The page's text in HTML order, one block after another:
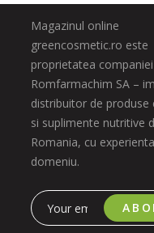
Magazinul online
greencosmetic.ro este
proprietatea companiei
Romfarmachim SA –
distribuitor de produse
si suplimente nutritive
Romania, cu
domeniu.